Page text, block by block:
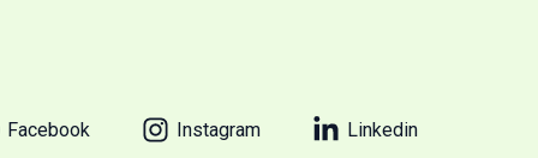
Facebook Instagram Linkedin